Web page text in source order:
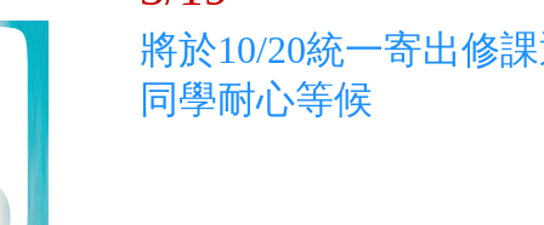
將於10/20統一寄出修
同學耐心等候